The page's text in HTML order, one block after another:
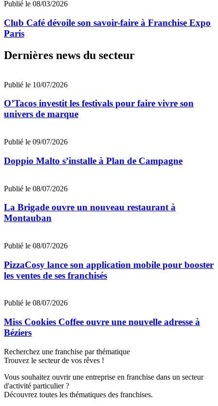
Publié le 08/03/2026
Club Café dévoile son savoir-faire à Franchise Expo
Paris
Dernières news du secteur
Publié le 10/07/2026
O’Tacos investit les festivals pour faire vivre son
univers de marque
Publié le 09/07/2026
Doppio Malto s’installe à Plan de Campagne
Publié le 08/07/2026
La Brigade ouvre un nouveau restaurant à
Montauban
Publié le 08/07/2026
PizzaCosy lance son application mobile pour booster
les ventes de ses franchisés
Publié le 08/07/2026
Miss Cookies Coffee ouvre une nouvelle adresse à
Béziers
Recherchez une franchise par thématique
Trouvez le secteur de vos rêves !
Vous souhaitez ouvrir une entreprise en franchise dans un secteur
d'activité particulier ?
Découvrez toutes les thématiques des franchises.